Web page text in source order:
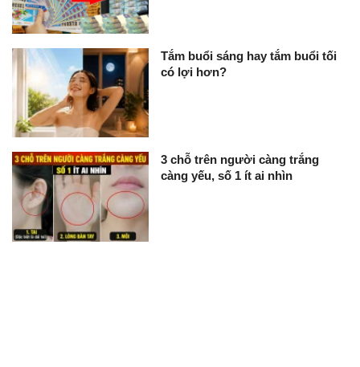
Tắm buổi sáng hay tắm buổi tối
có lợi hơn?
3 chỗ trên người càng trắng
càng yếu, số 1 ít ai nhìn